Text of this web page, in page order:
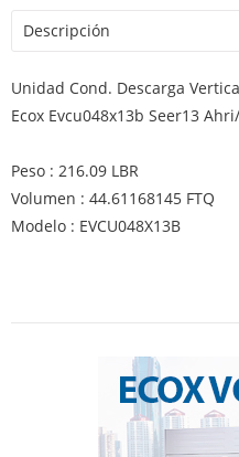
Descripción
Unidad Cond. Descarga
Ecox Evcu048x13b Seer13
Peso : 216.09 LBR
Volumen : 44.61168145 FTQ
Modelo : EVCU048X13B